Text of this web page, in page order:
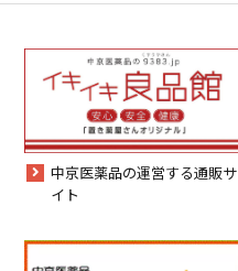
中京医薬品の運営する通販サ
イト